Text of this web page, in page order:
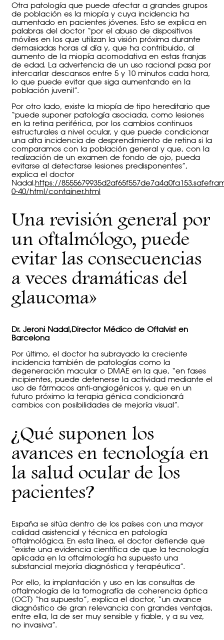
Otra patología que puede afectar a grandes grupos
de población es la miopía y cuya incidencia ha
aumentado en pacientes jóvenes. Esto se explica en
palabras del doctor “por el abuso de dispositivos
móviles en los que utilizan la visión próxima durante
demasiadas horas al día y, que ha contribuido, al
aumento de la miopía acomodativa en estas franjas
de edad. La advertencia de un uso racional pasa por
intercarlar descansos entre 5 y 10 minutos cada hora,
lo que puede evitar que siga aumentando en la
población juvenil”.
Por otro lado, existe la miopía de tipo hereditario que
“puede suponer patología asociada, como lesiones
en la retina periférica, por los cambios continuos
estructurales a nivel ocular, y que puede condicionar
una alta incidencia de desprendimiento de retina si la
comparamos con la población general y que, con la
realización de un examen de fondo de ojo, pueda
evitarse al detectarse lesiones predisponentes”,
explica el doctor
Nadal.https://
0-40/html/container.html
Una revisión general por
un oftalmólogo, puede
evitar las consecuencias
a veces dramáticas del
glaucoma»
Dr. Jeroni Nadal,Director Médico de Oftalvist en
Barcelona
Por último, el doctor ha subrayado la creciente
incidencia también de patologías como la
degeneración macular o DMAE en la que, “en fases
incipientes, puede detenerse la actividad mediante el
uso de fármacos anti-angiogénicos y, que en un
futuro próximo la terapia génica condicionará
cambios con posibilidades de mejoría visual”.
¿Qué suponen los
avances en tecnología en
la salud ocular de los
pacientes?
España se sitúa dentro de los países con una mayor
calidad asistencial y técnica en patología
oftalmológica. En esta línea, el doctor defiende que
“existe una evidencia científica de que la tecnología
aplicada en la oftalmología ha supuesto una
substancial mejoría diagnóstica y terapéutica”.
Por ello, la implantación y uso en las consultas de
oftalmología de la tomografía de coherencia óptica
(OCT) “ha supuesto”, explica el doctor, “un avance
diagnóstico de gran relevancia con grandes ventajas,
entre ella, la de ser muy sensible y fiable, y a su vez,
no invasiva”.